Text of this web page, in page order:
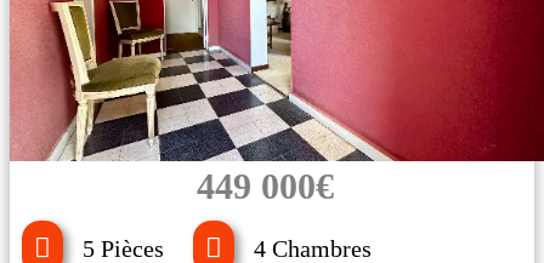
449 000€
5 Pièces 4 Chambres